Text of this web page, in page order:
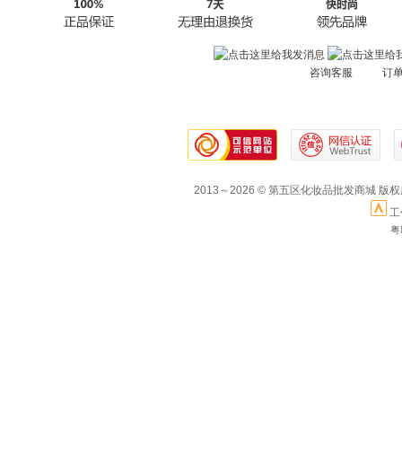
咨询客服 订
2013～2026 © 第五区化妆品批发商城 版
粤